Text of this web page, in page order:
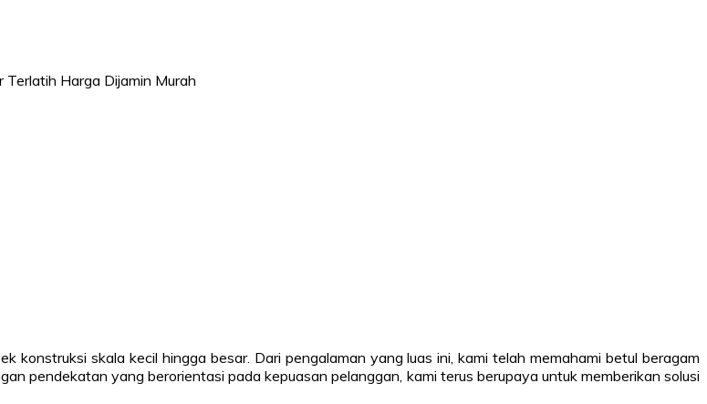
konstruksi skala kecil hingga besar. Dari pengalaman yang luas ini, kami telah memahami betul beragam
pendekatan yang berorientasi pada kepuasan pelanggan, kami terus berupaya untuk memberikan solusi